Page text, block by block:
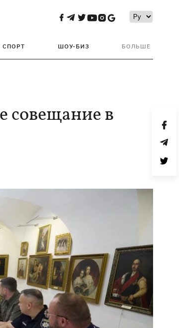
СПОРТ ШОУ-БИЗ БОЛЬШЕ
совещание в